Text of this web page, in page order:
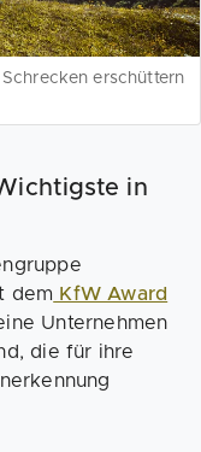
erschüttern
in
dem KfW Award
Unternehmen
die für ihre